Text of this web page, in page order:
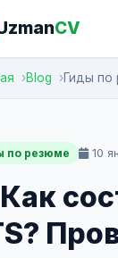
CV
Blog Гиды по
по резюме 10
Как